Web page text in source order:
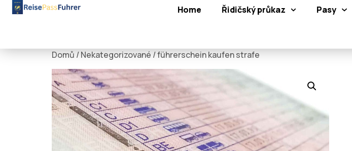
Home Řidičský průkaz Pasy
Domů /Nekategorizované / führerschein kaufen strafe​